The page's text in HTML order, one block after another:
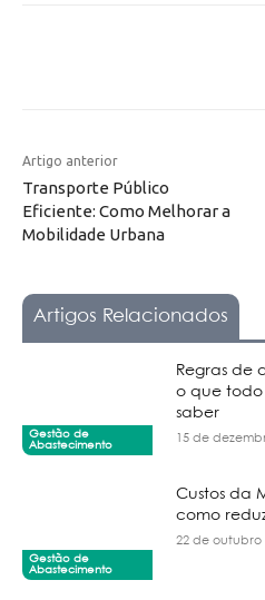
Artigo anterior
Transporte Público
Eficiente: Como Melhorar a
Mobilidade Urbana
Artigos Relacionados
Gestão de
Abastecimento
Regras de
o que todo
saber
15 de
Gestão de
Abastecimento
Custos da
como
22 de outubro